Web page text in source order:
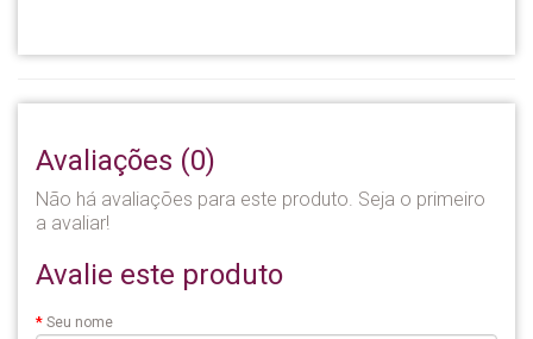
Avaliações (0)
Não há avaliações para este produto. Seja o primeiro
a avaliar!
Avalie este produto
Seu nome